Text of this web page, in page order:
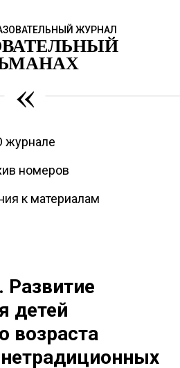
ЖУРНАЛ
«
журнале
номеров
к материалам
Развитие
детей
возраста